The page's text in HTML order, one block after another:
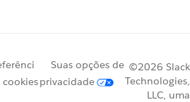
cookies
Suas opções de
privacidade
©2026 Slack
Technologies,
LLC, uma